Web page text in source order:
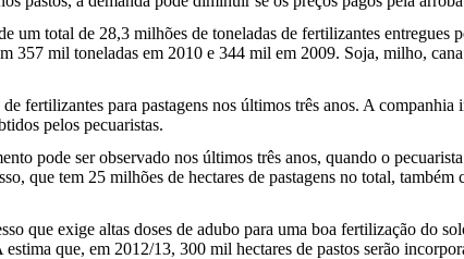
total de 28,3 milhões de toneladas de fertilizantes entregues
mil toneladas em 2010 e 344 mil em 2009. Soja, milho,
fertilizantes para pastagens nos últimos três anos. A
pelos pecuaristas.
pode ser observado nos últimos três anos, quando o
que tem 25 milhões de hectares de pastagens no total, também
que exige altas doses de adubo para uma boa fertilização do
que, em 2012/13, 300 mil hectares de pastos serão